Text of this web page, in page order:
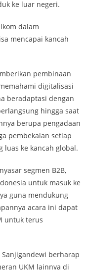
ke luar negeri.
dalam
mencapai kancah
pembinaan
digitalisasi
beradaptasi dengan
hingga saat
berupa pengadaan
pembekalan setiap
luas ke kancah global.
segmen B2B,
untuk masuk ke
guna mendukung
acara ini dapat
untuk terus
Sanjigandewi berharap
UKM lainnya di